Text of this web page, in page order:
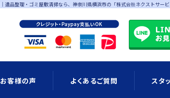
｜遺品整理・ゴミ屋敷清掃なら、神奈川県横浜市の「株式会社ネクストサービ
お客様の声 よくあるご質問 スタ